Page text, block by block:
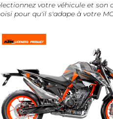
votre véhicule et
pour qu'il s'adape à votre